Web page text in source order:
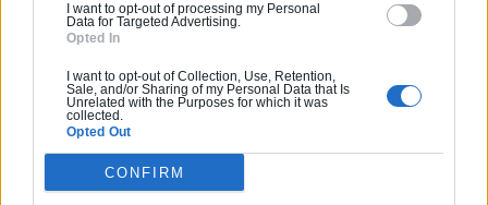
I want to opt-out of processing my Personal
Data for Targeted Advertising.
Opted In
I want to opt-out of Collection, Use, Retention,
Sale, and/or Sharing of my Personal Data that Is
Unrelated with the Purposes for which it was
collected.
Opted Out
CONFIRM
Obtenez des devis ! Trouvez des professionnels
à côté de chez vous.
Trouver un pro